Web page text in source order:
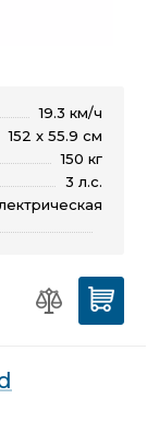
19.3 км/ч
152 х 55.9 см
150 кг
3 л.с.